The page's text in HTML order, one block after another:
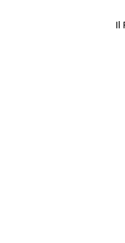
Il